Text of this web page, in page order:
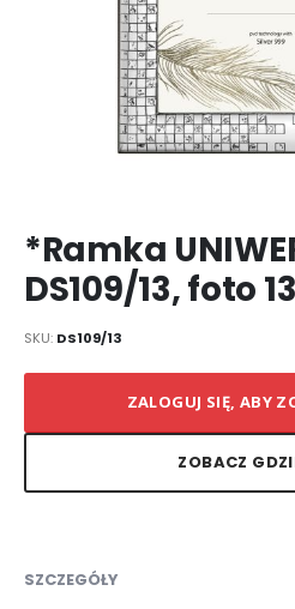
na
początek
galerii
*Ramka
DS109/13, foto
SKU DS109/13
ZALOGUJ SIĘ, ABY
ZOBACZ
SZCZEGÓŁY